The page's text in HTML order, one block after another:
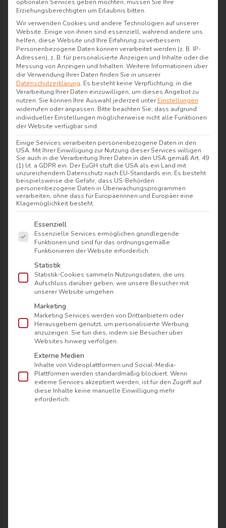
Pflegeprogrammen, die genau auf deine
Bedürfnisse abgestimmt sind.
Lass dich bei duftenden Aromabädern, wohliger
Saunawärme oder entspannendenMassagen
verwöhnen. Für deinen Komfort stellen wir dir
während deines Aufenthalts kuschelige
Bademäntel und Badetücher bereit, damit du
dich rundum wohlfühlst.
Freizeit & Region – Wo die Natur
für pure Entspannung sorgt
Der Harz, Deutschlands nördlichstes Gebirge,
beeindruckt mit seiner Magie und Vielfalt. Der
Brocken, mit 1.141 Metern der höchste Gipfel,
lädt zu Abenteuern in einer einzigartigenBerg-
und Waldlandschaft
Wanderer, Biker und Familien hier unterwegs,
um die Natur aktiv zu erleben.
Ob Wandern, Radfahren oder Schneesport – der
Harz bietet unzählige Möglichkeiten für
Outdoor-Erlebnisse
durchatmen und die frische Luft genießen – hier
findest du Ruhe und Energie inmitten
unberührter Natur.
Harz erleben: Familien- und
Tagungshotel mit Herz
optionalen Services geben möchten, müssen Sie Ihre
Erziehungsberechtigten um Erlaubnis bitten.
Wir verwenden Cookies und andere Technologien auf unserer
Website. Einige von ihnen sind essenziell, während andere uns
helfen, diese Website und Ihre Erfahrung zu verbessern.
Personenbezogene Daten können verarbeitet werden (z. B. IP-
Adressen), z. B. für personalisierte Anzeigen und Inhalte oder die
Messung von Anzeigen und Inhalten. Weitere Informationen über
die Verwendung Ihrer Daten finden Sie in unserer
Datenschutzerklärung. Es besteht keine Verpflichtung, in die
Verarbeitung Ihrer Daten einzuwilligen, um dieses Angebot zu
nutzen. Sie können Ihre Auswahl jederzeit unterEinstellungen
widerrufen oder anpassen. Bitte beachten Sie, dass aufgrund
individueller Einstellungen möglicherweise nicht alle Funktionen
der Website verfügbar sind.
Einige Services verarbeiten personenbezogene Daten in den
USA. Mit Ihrer Einwilligung zur Nutzung dieser Services willigen
Sie auch in die Verarbeitung Ihrer Daten in den USA gemäß Art. 49
(1) lit. a GDPR ein. Der EuGH stuft die USA als ein Land mit
unzureichendem Datenschutz nach EU-Standards ein. Es besteht
beispielsweise die Gefahr, dass US-Behörden
personenbezogene Daten in Überwachungsprogrammen
verarbeiten, ohne dass für Europäerinnen und Europäer eine
Klagemöglichkeit besteht.
Es folgt eine Liste der Service-Gruppen, für die
Essenziell
Essenzielle Services ermöglichen grundlegende
Funktionen und sind für das ordnungsgemäße
Funktionieren der Website erforderlich.
Statistik
Statistik-Cookies sammeln Nutzungsdaten, die uns
Aufschluss darüber geben, wie unsere Besucher mit
unserer Website umgehen.
Marketing
Marketing Services werden von Drittanbietern oder
Herausgebern genutzt, um personalisierte Werbung
anzuzeigen. Sie tun dies, indem sie Besucher über
Websites hinweg verfolgen.
Externe Medien
Inhalte von Videoplattformen und Social-Media-
Plattformen werden standardmäßig blockiert. Wenn
externe Services akzeptiert werden, ist für den Zugriff auf
diese Inhalte keine manuelle Einwilligung mehr
erforderlich.